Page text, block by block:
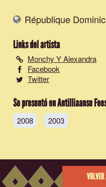
République
Links del artista
Monchy Y Alexandra
Facebook
Twitter
Se presentó en Antilliaanse
2008 2003